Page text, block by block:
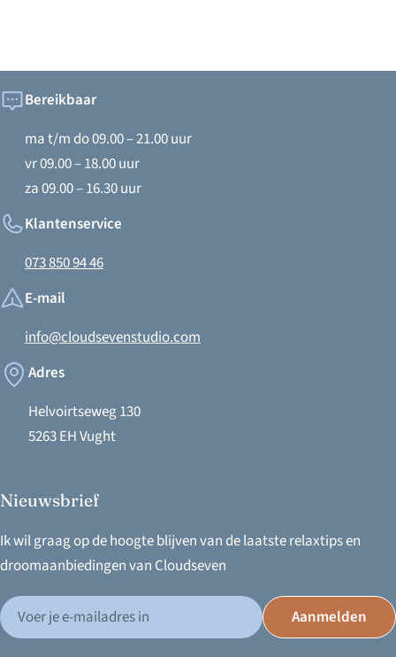
Bereikbaar
ma t/m do 09.00 – 21.00 uur
vr 09.00 – 18.00 uur
za 09.00 – 16.30 uur
Klantenservice
073 850 94 46
E-mail
info@cloudsevenstudio.com
Adres
Helvoirtseweg 130
5263 EH Vught
Nieuwsbrief
Ik wil graag op de hoogte blijven van de laatste relaxtips en
droomaanbiedingen van Cloudseven
E-
mail
Aanmelden